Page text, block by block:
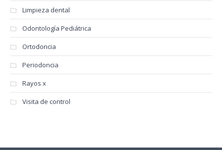
Limpieza dental
Odontología Pediátrica
Ortodoncia
Periodoncia
Rayos x
Visita de control